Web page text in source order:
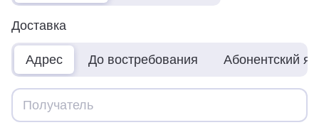
Доставка
Адрес До востребования Абонентский